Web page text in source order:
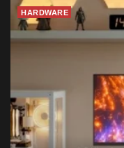
HARDWARE